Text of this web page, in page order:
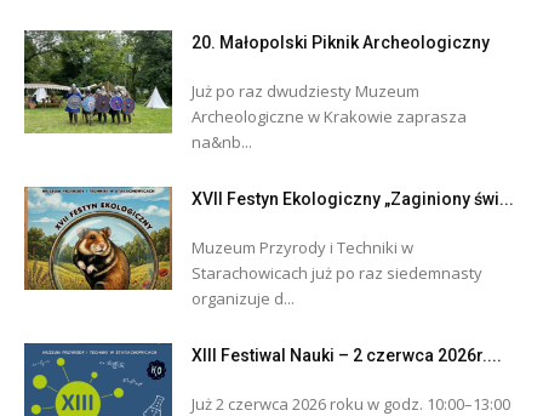
20. Małopolski Piknik Archeologiczny
Już po raz dwudziesty Muzeum
Archeologiczne w Krakowie zaprasza
na&nb...
XVII Festyn Ekologiczny „Zaginiony świ...
Muzeum Przyrody i Techniki w
Starachowicach już po raz siedemnasty
organizuje d...
XIII Festiwal Nauki – 2 czerwca 2026r....
Już 2 czerwca 2026 roku w godz. 10:00–13:00